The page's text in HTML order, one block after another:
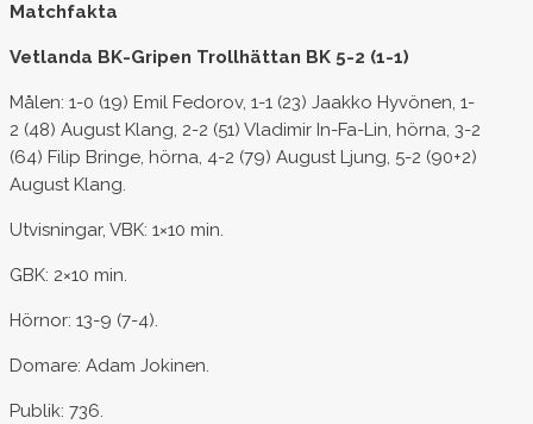
Matchfakta
Vetlanda BK-Gripen Trollhättan BK 5-2 (1-1)
Målen: 1-0 (19) Emil Fedorov, 1-1 (23) Jaakko Hyvönen, 1-
2 (48) August Klang, 2-2 (51) Vladimir In-Fa-Lin, hörna, 3-2
(64) Filip Bringe, hörna, 4-2 (79) August Ljung, 5-2 (90+2)
August Klang.
Utvisningar, VBK: 1×10 min.
GBK: 2×10 min.
Hörnor: 13-9 (7-4).
Domare: Adam Jokinen.
Publik: 736.